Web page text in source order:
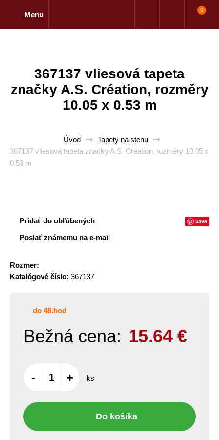
Menu
0
367137 vliesová tapeta
značky A.S. Création, rozměry
10.05 x 0.53 m
Úvod
Tapety na stenu
367137 vliesová tapeta značky A.S. Création, rozměry 10.05 x
0.53 m
Pridať do obľúbených Save
Poslať známemu na e-mail
Rozmer:
Katalógové číslo: 367137
do 48.hod
Bežná cena: 15.64 €
- + ks
Do košíka